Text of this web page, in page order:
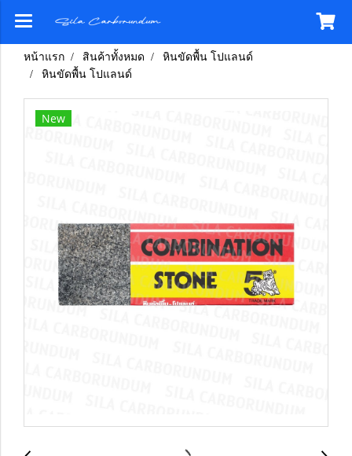
หน้าแรก สินค้าทั้งหมด
หินขัดพื้น โปแลนด์
หินขัดพื้น โปแลนด์
New